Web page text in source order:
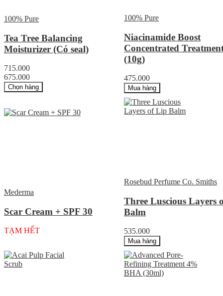
100% Pure
Tea Tree Balancing
Moisturizer (Có seal)
715.000
675.000
Chọn hàng
100% Pure
Niacinamide Boost
Concentrated
(10g)
475.000
Mua hàng
Mederma
Scar Cream + SPF 30
TẠM HẾT
Rosebud Perfume Co. Smiths
Three Luscious Layers
Balm
535.000
Mua hàng